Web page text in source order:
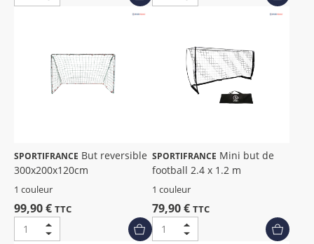
SPORTIFRANCE
300x200x120cm
1 couleur
99,90 € TTC
SPORTIFRANCE
football 2.4 x 1.2 m
1 couleur
79,90 € TTC